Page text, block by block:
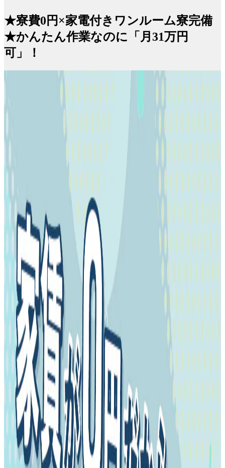
★寮費0円×家電付きワンルーム寮完備
★かんたん作業なのに「月31万円
可」！